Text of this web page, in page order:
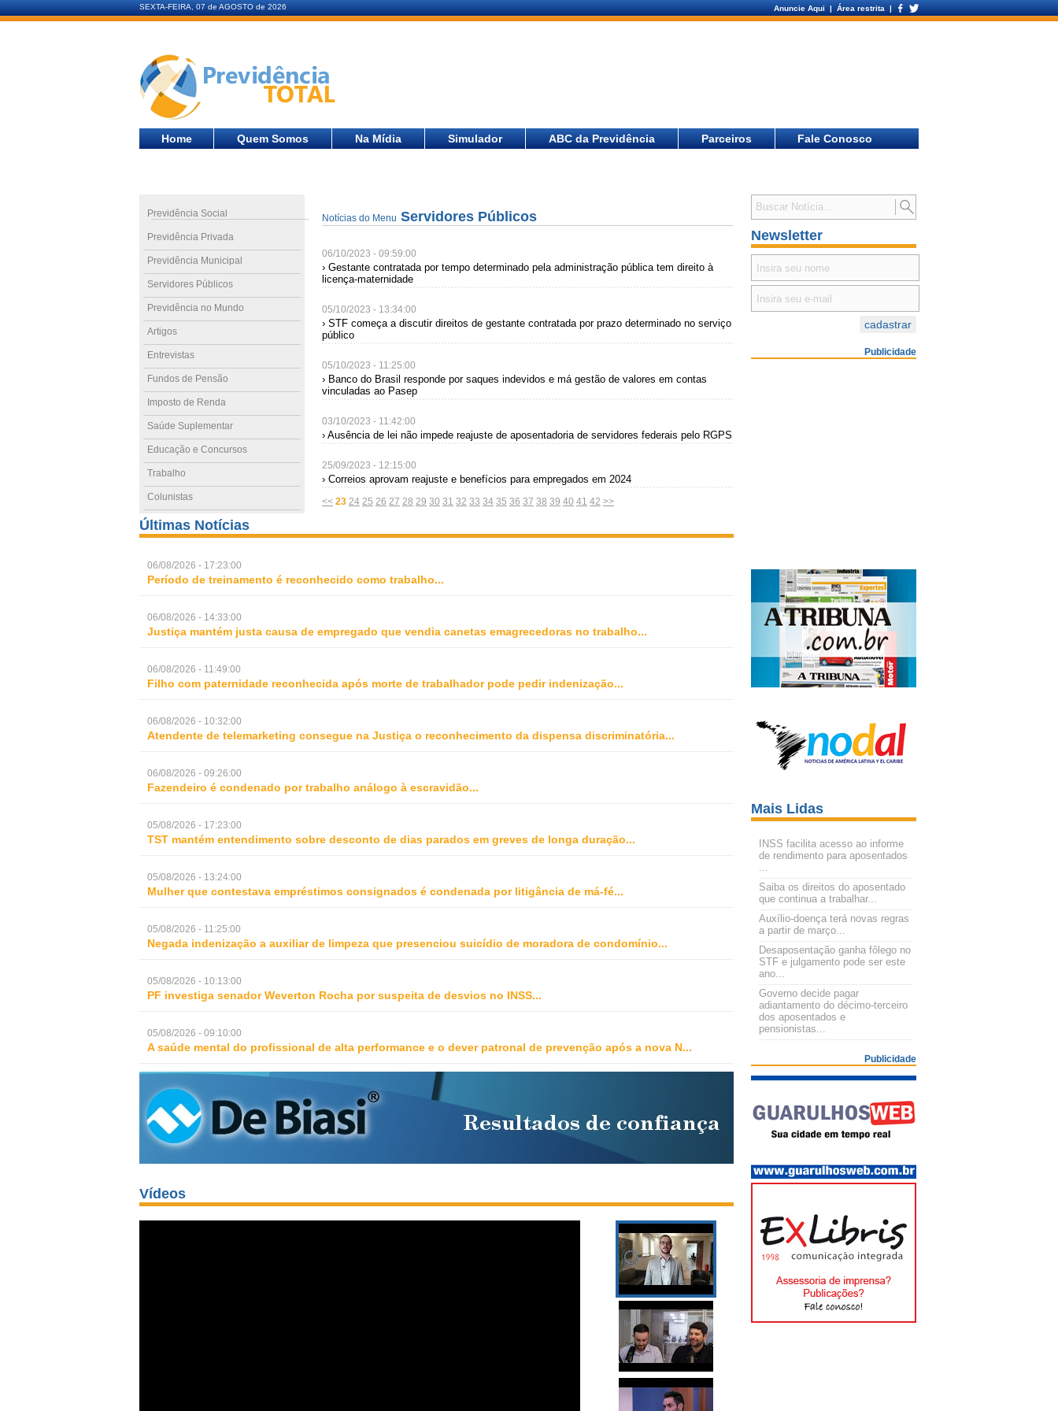
SEXTA-FEIRA, 07 de AGOSTO de 2026 Anuncie Aqui | Área restrita |
Home Quem Somos Na Mídia Simulador ABC da Previdência Parceiros Fale Conosco
Previdência Social
Previdência Privada
Previdência Municipal
Servidores Públicos
Previdência no Mundo
Artigos
Entrevistas
Fundos de Pensão
Imposto de Renda
Saúde Suplementar
Educação e Concursos
Trabalho
Colunistas
Notícias do Menu Servidores Públicos
06/10/2023 - 09:59:00
› Gestante contratada por tempo determinado pela administração pública tem direito à
licença-maternidade
05/10/2023 - 13:34:00
› STF começa a discutir direitos de gestante contratada por prazo determinado no serviço
público
05/10/2023 - 11:25:00
› Banco do Brasil responde por saques indevidos e má gestão de valores em contas
vinculadas ao Pasep
03/10/2023 - 11:42:00
› Ausência de lei não impede reajuste de aposentadoria de servidores federais pelo RGPS
25/09/2023 - 12:15:00
› Correios aprovam reajuste e benefícios para empregados em 2024
<< 23 24 25 26 27 28 29 30 31 32 33 34 35 36 37 38 39 40 41 42 >>
Últimas Notícias
06/08/2026 - 17:23:00
Período de treinamento é reconhecido como trabalho...
06/08/2026 - 14:33:00
Justiça mantém justa causa de empregado que vendia canetas emagrecedoras no trabalho...
06/08/2026 - 11:49:00
Filho com paternidade reconhecida após morte de trabalhador pode pedir indenização...
06/08/2026 - 10:32:00
Atendente de telemarketing consegue na Justiça o reconhecimento da dispensa discriminatória...
06/08/2026 - 09:26:00
Fazendeiro é condenado por trabalho análogo à escravidão...
05/08/2026 - 17:23:00
TST mantém entendimento sobre desconto de dias parados em greves de longa duração...
05/08/2026 - 13:24:00
Mulher que contestava empréstimos consignados é condenada por litigância de má-fé...
05/08/2026 - 11:25:00
Negada indenização a auxiliar de limpeza que presenciou suicídio de moradora de condomínio...
05/08/2026 - 10:13:00
PF investiga senador Weverton Rocha por suspeita de desvios no INSS...
05/08/2026 - 09:10:00
A saúde mental do profissional de alta performance e o dever patronal de prevenção após a nova N...
Vídeos
Newsletter
Publicidade
Mais Lidas
INSS facilita acesso ao informe
de rendimento para aposentados
...
Saiba os direitos do aposentado
que continua a trabalhar...
Auxílio-doença terá novas regras
a partir de março...
Desaposentação ganha fôlego no
STF e julgamento pode ser este
ano...
Governo decide pagar
adiantamento do décimo-terceiro
dos aposentados e
pensionistas...
Publicidade